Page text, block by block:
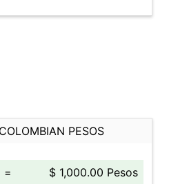
PESOS
=
$ 1,000.00 Pesos